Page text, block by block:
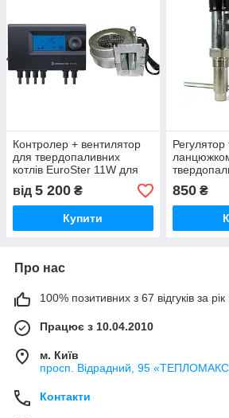
Контролер + вентилятор
для твердопаливних
котлів EuroSter 11W для
котлів Данко
від 5 200 ₴
Купити
Регулятор
850₴
Про нас
100% позитивних з 67 відгуків за рік
Працює з 10.04.2010
м. Київ
просп. Відрадний, 95
Контакти